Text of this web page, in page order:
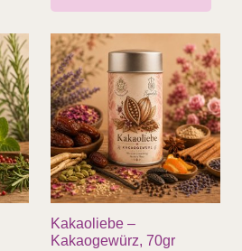
Kakaoliebe –
Kakaogewürz, 70gr